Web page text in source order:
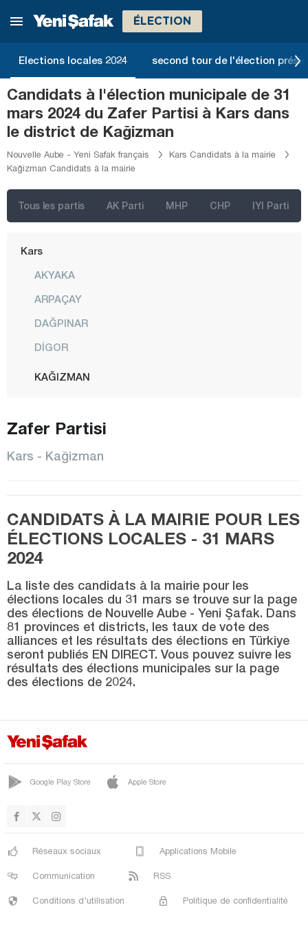
ÉLECTION
Elections locales 2024 second tour de l'élection
Candidats à l'élection municipale de 31
mars 2024 du Zafer Partisi à Kars dans
le district de Kağizman
Nouvelle Aube - Yeni Safak français
Kars Candidats à la mairie
Kağizman Candidats à la mairie
Tous les partis AK Parti MHP CHP IYI Parti
Giresun
Hakkari
Hatay
Iğdır
Isparta
Kahramanmaraş
Karaman
Kars
AKYAKA
ARPAÇAY
DAĞPINAR
DİGOR
KAĞIZMAN
SARIKAMIŞ
SELİM
Kastamonu
Kayseri
Kilis
Kırklareli
Kırşehir
Kocaeli
Konya
Kütahya
Manisa
Mardin
Mersin
Muğla
Muş
Nevşehir
Niğde
Ordu
Zafer Partisi
Kars - Kağizman
CANDIDATS À LA MAIRIE POUR LES
ÉLECTIONS LOCALES - 31 MARS
2024
La liste des candidats à la mairie pour les
élections locales du 31 mars se trouve sur la page
des élections de Nouvelle Aube - Yeni Şafak. Dans
81 provinces et districts, les taux de vote des
alliances et les résultats des élections en Türkiye
seront publiés EN DIRECT. Vous pouvez suivre les
résultats des élections municipales sur la page
des élections de 2024.
Google Play Store Apple Store
Réseaux sociaux Applications Mobile
Communication RSS
Conditions d'utilisation Politique de confidentialité